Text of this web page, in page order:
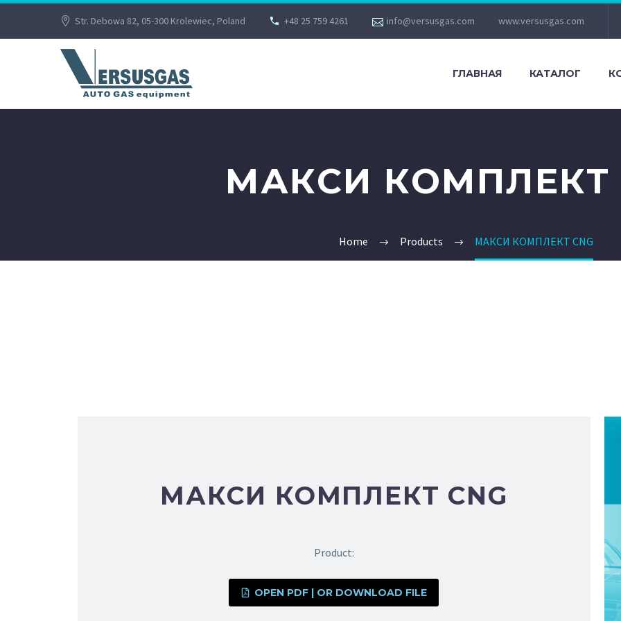
Str. Debowa 82, 05-300 Krolewiec, Poland +48 25 759 4261 info@versusgas.com www.versusgas.com
ГЛАВНАЯ КАТАЛОГ
МАКСИ КОМПЛЕКТ
Home Products МАКСИ КОМПЛЕКТ CNG
МАКСИ КОМПЛЕКТ CNG
Product:
OPEN PDF | OR DOWNLOAD FILE